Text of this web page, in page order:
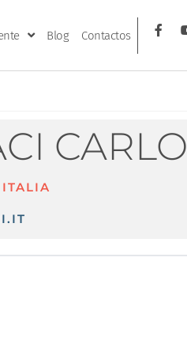
Blog Contactos
CARLO
ITALIA